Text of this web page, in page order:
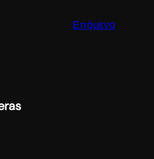
Επόμενο